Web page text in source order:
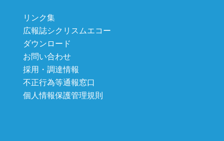
リンク集
広報誌シクリスムエコー
ダウンロード
お問い合わせ
採用・調達情報
不正行為等通報窓口
個人情報保護管理規則